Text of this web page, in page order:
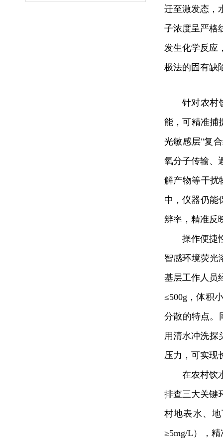
迁至激发态，
子浓度呈严格
发生化学反应
极法的固有缺
针对农村
能，可精准捕
光敏感层"复
氧分子传输、
解产物等干扰
中，仪器仍能
辨率，精准反
操作便捷
智感环境荧光
基层工作人员
≤500g，体积
分散的特点。
用清水冲洗探
压力，可实现
在农村饮
排查三大关键
村地表水、
≥5mg/L），